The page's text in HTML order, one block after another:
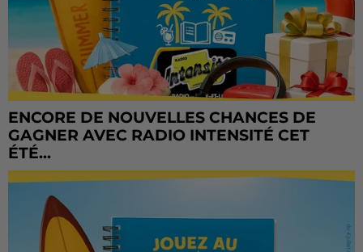
ENCORE DE NOUVELLES CHANCES DE
GAGNER AVEC RADIO INTENSITÉ CET
ÉTÉ...